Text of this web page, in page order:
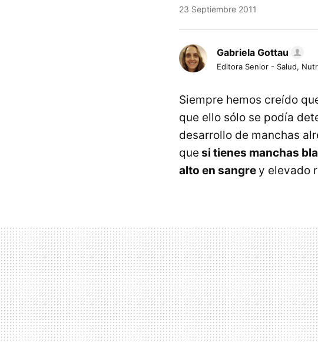
23 Septiembre 2011
Gabriela Gottau
Editora Senior - Salud,
Siempre hemos creído
que ello sólo se podía
desarrollo de manchas
que si tienes manchas
alto en sangrey elevado